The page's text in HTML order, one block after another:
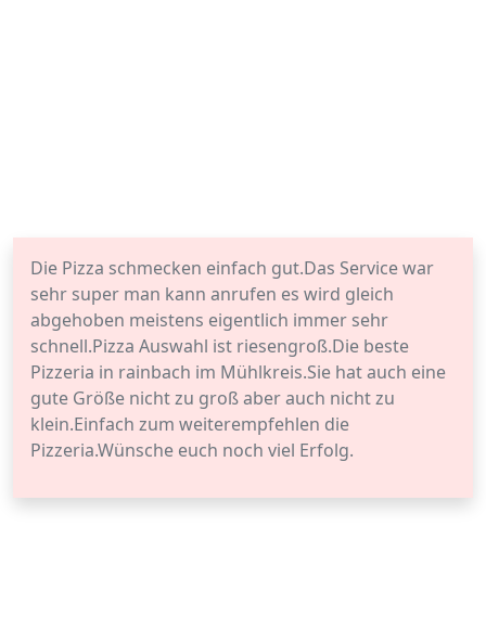
Die Pizza schmecken einfach gut.Das Service war
sehr super man kann anrufen es wird gleich
abgehoben meistens eigentlich immer sehr
schnell.Pizza Auswahl ist riesengroß.Die beste
Pizzeria in rainbach im Mühlkreis.Sie hat auch eine
gute Größe nicht zu groß aber auch nicht zu
klein.Einfach zum weiterempfehlen die
Pizzeria.Wünsche euch noch viel Erfolg.